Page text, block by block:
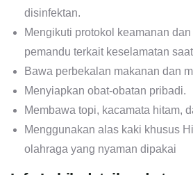
disinfektan.
Mengikuti protokol keamanan
pemandu terkait keselamatan
Bawa perbekalan makanan dan
Menyiapkan obat-obatan pribadi.
Membawa topi, kacamata hitam,
Menggunakan alas kaki khusus
olahraga yang nyaman dipakai